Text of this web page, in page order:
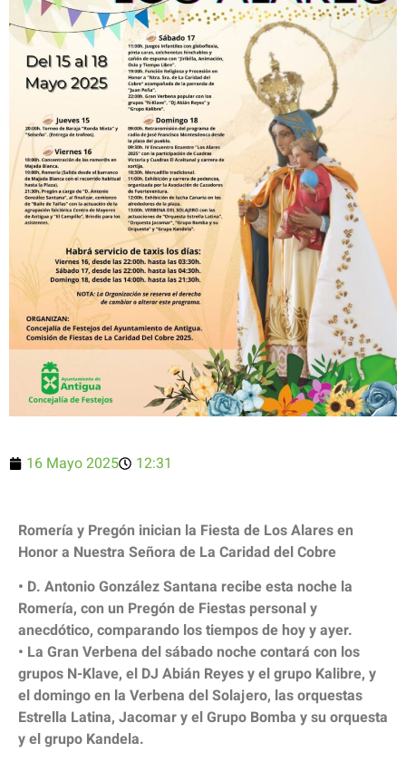
16 Mayo 2025 12:31
Romería y Pregón inician la Fiesta de Los Alares en
Honor a Nuestra Señora de La Caridad del Cobre
• D. Antonio González Santana recibe esta noche la
Romería, con un Pregón de Fiestas personal y
anecdótico, comparando los tiempos de hoy y ayer.
• La Gran Verbena del sábado noche contará con los
grupos N-Klave, el DJ Abián Reyes y el grupo Kalibre, y
el domingo en la Verbena del Solajero, las orquestas
Estrella Latina, Jacomar y el Grupo Bomba y su orquesta
y el grupo Kandela.